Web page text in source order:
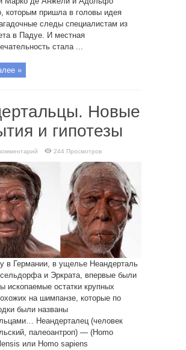
которым пришла в головы идея
следы специалистам из
в Падуе. И местная
стала ...
»
Новые
и гипотезы
244 Просмотров
в Германии, в ущелье Неандерталь
и Эркрата, впервые были
ископаемые остатки крупных
на шимпанзе, которые по
были названы
Неандерталец (человек
палеоантроп) — (Homo
или Homo sapiens